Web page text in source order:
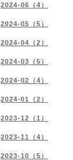
2024-06（4）
2024-05（5）
2024-04（2）
2024-03（5）
2024-02（4）
2024-01（2）
2023-12（1）
2023-11（4）
2023-10（5）